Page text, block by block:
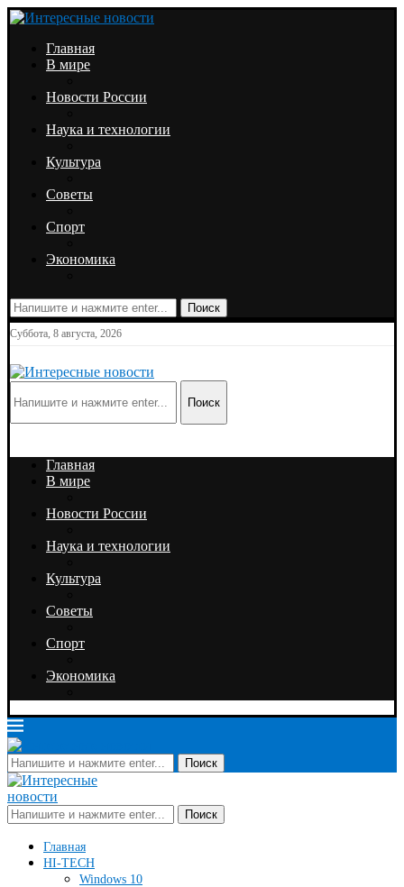
Главная
В мире
Новости России
Наука и технологии
Культура
Советы
Спорт
Экономика
Поиск
Суббота, 8 августа, 2026
Поиск
Главная
В мире
Новости России
Наука и технологии
Культура
Советы
Спорт
Экономика
Поиск
Поиск
Главная
HI-TECH
Windows 10